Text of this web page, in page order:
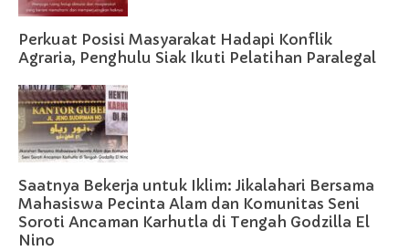
Perkuat Posisi Masyarakat Hadapi Konflik
Agraria, Penghulu Siak Ikuti Pelatihan Paralegal
Saatnya Bekerja untuk Iklim: Jikalahari Bersama
Mahasiswa Pecinta Alam dan Komunitas Seni
Soroti Ancaman Karhutla di Tengah Godzilla El
Nino